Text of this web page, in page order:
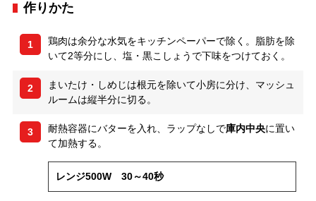
作りかた
1
鶏肉は余分な水気をキッチンペーパーで除く。脂肪を除
いて2等分にし、塩・黒こしょうで下味をつけておく。
2
まいたけ・しめじは根元を除いて小房に分け、マッシュ
ルームは縦半分に切る。
3 耐熱容器にバターを入れ、ラップなしで庫内中央に置い
て加熱する。
レンジ500W 30～40秒